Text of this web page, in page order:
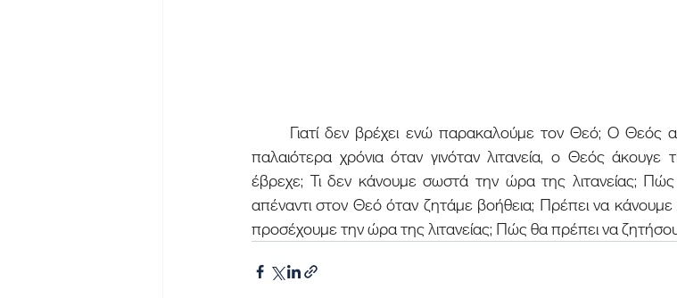
παλαιότερα χρόνια όταν γινόταν λιτανεία, ο Θεός
έβρεχε; Τι δεν κάνουμε σωστά την ώρα της λιτανείας;
απέναντι στον Θεό όταν ζητάμε βοήθεια; Πρέπει να κάνουμε
προσέχουμε την ώρα της λιτανείας; Πώς θα πρέπει να